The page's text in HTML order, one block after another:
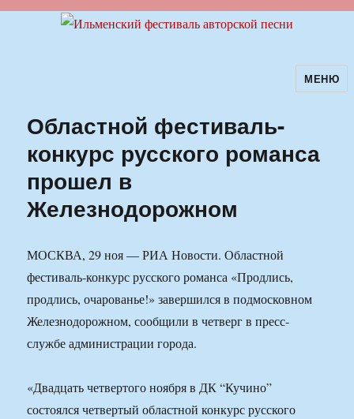
Ильменский фестиваль авторской
песни
МЕНЮ
Областной фестиваль-
конкурс русского романса
прошел в
Железнодорожном
МОСКВА, 29 ноя — РИА Новости. Областной
фестиваль-конкурс русского романса «Продлись,
продлись, очарованье!» завершился в подмосковном
Железнодорожном, сообщили в четверг в пресс-
службе администрации города.
«Двадцать четвертого ноября в ДК “Кучино”
состоялся четвертый областной конкурс русского